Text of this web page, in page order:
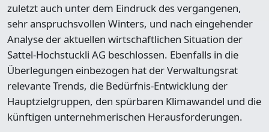
zuletzt auch unter dem Eindruck des vergangenen,
sehr anspruchsvollen Winters, und nach eingehender
Analyse der aktuellen wirtschaftlichen Situation der
Sattel-Hochstuckli AG beschlossen. Ebenfalls in die
Überlegungen einbezogen hat der Verwaltungsrat
relevante Trends, die Bedürfnis-Entwicklung der
Hauptzielgruppen, den spürbaren Klimawandel und die
künftigen unternehmerischen Herausforderungen.